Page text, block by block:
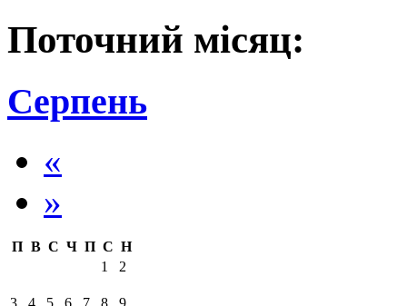
Поточний місяц:
Серпень
«
»
П В С Ч П С Н
1
2
3 4 5 6 7 8 9